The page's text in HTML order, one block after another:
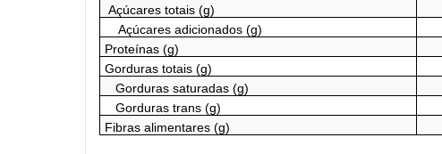
Açúcares totais (g)
Açúcares adicionados (g)
Proteínas (g)
Gorduras totais (g)
Gorduras saturadas (g)
Gorduras trans (g)
Fibras alimentares (g)